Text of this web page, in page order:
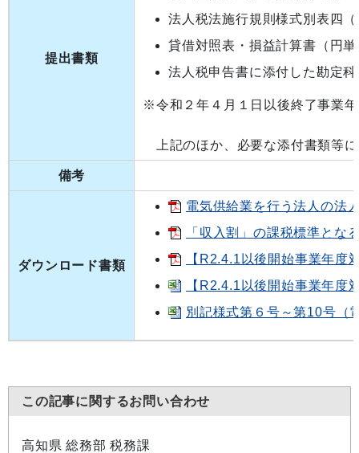
提出書類
法人税法施行規則様式別表四
貸借対照表・損益計算書（円
法人税申告書に添付した勘定
※令和２年４月１日以後終了事業
上記のほか、必要な添付書類等
備考
ダウンロード書類
電気供給業を行う法人の法
「収入割」の課税標準と
【R2.4.1以後開始事業年
【R2.4.1以後開始事業年
別記様式第６号～第10号（
この記事に関するお問い合わせ
高知県 総務部 税務課